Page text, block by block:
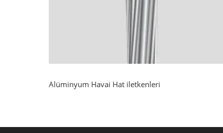
Alüminyum Havai Hat iletkenleri